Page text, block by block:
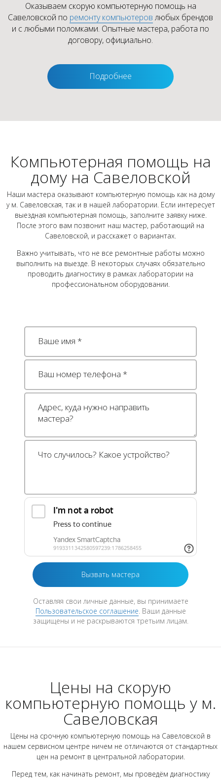
Оказываем скорую компьютерную помощь на
Савеловской по ремонту компьютеров любых брендов
и с любыми поломками. Опытные мастера, работа по
договору, официально.
Подробнее
Компьютерная помощь на
дому на Савеловской
Наши мастера оказывают компьютерную помощь как на дому
у м. Савеловская, так и в нашей лаборатории. Если интересует
выездная компьютерная помощь, заполните заявку ниже.
После этого вам позвонит наш мастер, работающий на
Савеловской, и расскажет о вариантах.
Важно учитывать, что не все ремонтные работы можно
выполнить на выезде. В некоторых случаях обязательно
проводить диагностику в рамках лаборатории на
профессиональном оборудовании.
Оставляя свои личные данные, вы принимаете
Пользовательское соглашение. Ваши данные
защищены и не раскрываются третьим лицам.
Цены на скорую
компьютерную помощь у м.
Савеловская
Цены на срочную компьютерную помощь на Савеловской в
нашем сервисном центре ничем не отличаются от стандартных
цен на ремонт в центральной лаборатории.
Перед тем, как начинать ремонт, мы проведём диагностику